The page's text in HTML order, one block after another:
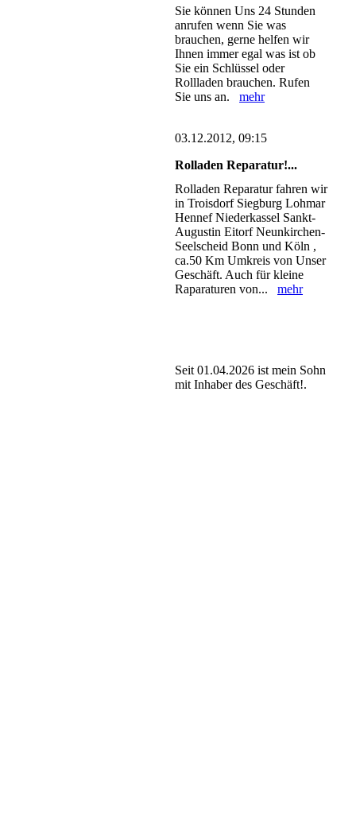
Sie können Uns 24 Stunden
anrufen wenn Sie was
brauchen, gerne helfen wir
Ihnen immer egal was ist ob
Sie ein Schlüssel oder
Rollladen brauchen. Rufen
Sie uns an.mehr
03.12.2012, 09:15
Rolladen Reparatur!...
Rolladen Reparatur fahren wir
in Troisdorf Siegburg Lohmar
Hennef Niederkassel Sankt-
Augustin Eitorf Neunkirchen-
Seelscheid Bonn und Köln ,
ca.50 Km Umkreis von Unser
Geschäft. Auch für kleine
Raparaturen von...mehr
Seit 01.04.2026 ist mein Sohn
mit Inhaber des Geschäft!.